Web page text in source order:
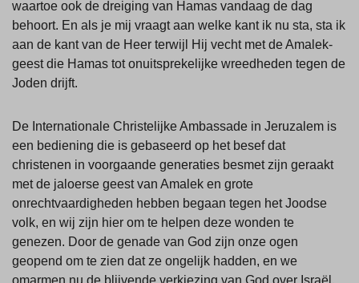
waartoe ook de dreiging van Hamas vandaag de dag
behoort. En als je mij vraagt aan welke kant ik nu sta, sta ik
aan de kant van de Heer terwijl Hij vecht met de Amalek-
geest die Hamas tot onuitsprekelijke wreedheden tegen de
Joden drijft.
De Internationale Christelijke Ambassade in Jeruzalem is
een bediening die is gebaseerd op het besef dat
christenen in voorgaande generaties besmet zijn geraakt
met de jaloerse geest van Amalek en grote
onrechtvaardigheden hebben begaan tegen het Joodse
volk, en wij zijn hier om te helpen deze wonden te
genezen. Door de genade van God zijn onze ogen
geopend om te zien dat ze ongelijk hadden, en we